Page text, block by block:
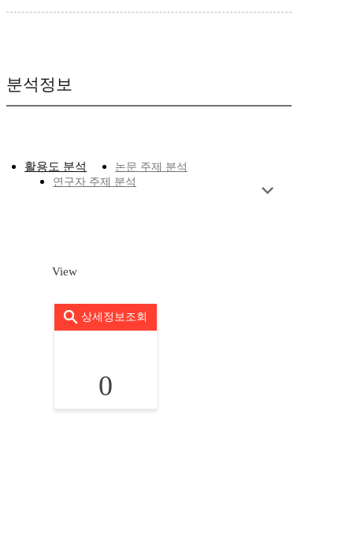
분석정보
활용도 분석
논문 주제 분석
연구자 주제 분석
View
상세정보조회
0